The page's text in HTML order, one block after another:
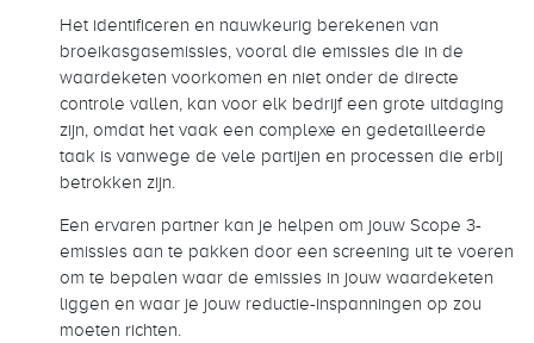
Het identificeren en nauwkeurig berekenen van
broeikasgasemissies, vooral die emissies die in de
waardeketen voorkomen en niet onder de directe
controle vallen, kan voor elk bedrijf een grote uitdaging
zijn, omdat het vaak een complexe en gedetailleerde
taak is vanwege de vele partijen en processen die erbij
betrokken zijn.
Een ervaren partner kan je helpen om jouw Scope 3-
emissies aan te pakken door een screening uit te voeren
om te bepalen waar de emissies in jouw waardeketen
liggen en waar je jouw reductie-inspanningen op zou
moeten richten.